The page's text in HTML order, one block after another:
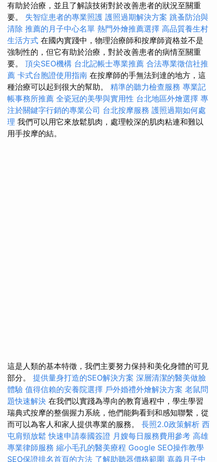
有助於治療，並且了解該技術對於改善患者的狀況至關重
要。 失智症患者的專業照護 護照過期解決方案 跳蚤防治與
清除 推薦的月子中心名單 熱門外燴推薦選擇 高品質養生村
生活方式 在國內實踐中，物理治療師和按摩師資格並不是
強制性的，但它有助於治療，對於改善患者的病情至關重
要。 頂尖SEO機構 台北記帳士專業推薦 合法專業徵信社推
薦 卡式台胞證使用指南 在按摩師的手無法到達的地方，這
種治療可以起到很大的幫助。 精準的聽力檢查服務 專業記
帳事務所推薦 全瓷冠的美學與實用性 台北地區外燴選擇 專
注於關鍵字行銷的專業公司 台北按摩服務 護照過期如何處
理 我們可以用它來放鬆肌肉，處理較深的肌肉粘連和難以
用手按摩的結。
這是人類的基本特徵，我們主要努力保持和美化身體的可見
部分。 提供量身打造的SEO解決方案 深層清潔的醫美做臉
體驗 值得信賴的安養院選擇 戶外婚禮外燴解決方案 老鼠問
題快速解決 在我們以實踐為導向的教育過程中，學生學習
瑞典式按摩的整個握力系統，他們能夠看到和感知聯繫，從
而可以為客人和家人提供專業的服務。 長照2.0政策解析 西
屯肩頸放鬆快速申請泰國簽證 月嫂每日服務費用參考 高雄
專業律師服務 縮小毛孔的醫美療程 Google SEO操作教學
SEO保證排名首頁的方法 了解助聽器價格範圍 嘉義月子中